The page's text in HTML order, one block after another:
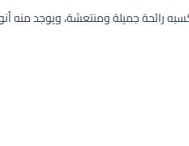
جميلة ومنتعشة، ويوجد منه